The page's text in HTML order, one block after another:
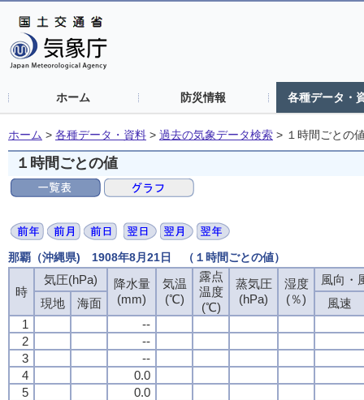
ホーム 防災情報 各種データ・
ホーム > 各種データ・資料 > 過去の気象データ検索 > １時間ごとの
１時間ごとの値
那覇（沖縄県) 1908年8月21日 （１時間ごとの値）
時
気圧(hPa)
降水量
(mm)
気温
(℃)
露点
温度
(℃)
蒸気圧
(hPa)
湿度
(％)
風向・
現地
海面
風速
1
--
2
--
3
--
4
0.0
5
0.0
時
気圧(hPa)
降水量
(mm)
気温
(℃)
露点
温度
(℃)
蒸気圧
(hPa)
湿度
(％)
風向・
現地
海面
風速
1
--
2
--
3
--
4
0.0
5
0.0
時
気圧(hPa)
降水量
(mm)
気温
(℃)
露点
温度
(℃)
蒸気圧
(hPa)
湿度
(％)
風向・
現地
海面
風速
1
--
2
--
3
--
4
0.0
5
0.0
時
気圧(hPa)
降水量
(mm)
気温
(℃)
露点
温度
(℃)
蒸気圧
(hPa)
湿度
(％)
風向・
現地
海面
風速
1
--
2
--
3
--
4
0.0
5
0.0